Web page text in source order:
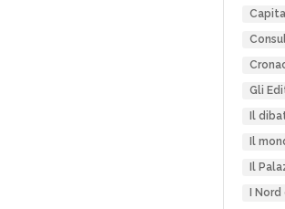
Gli
Il
Il
Il
I